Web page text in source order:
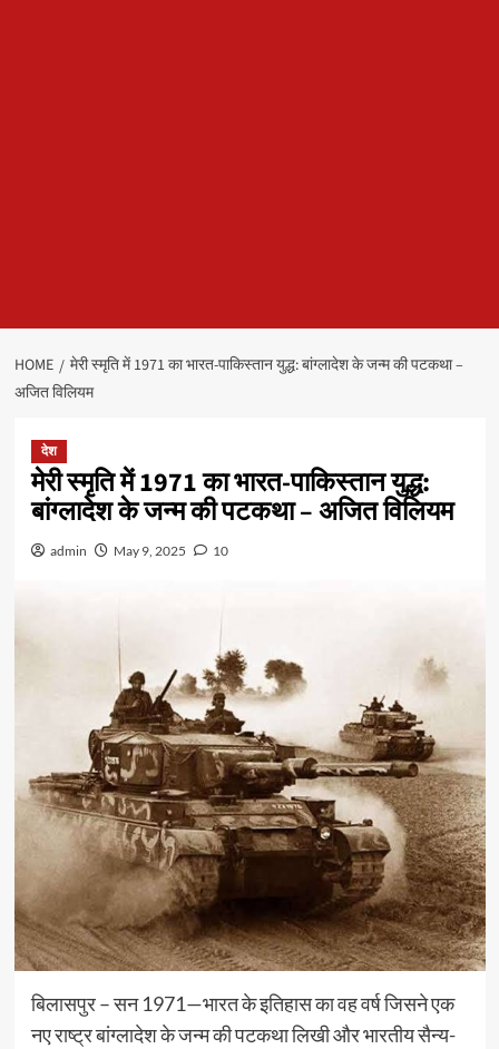
HOME
मेरी स्मृति में 1971 का भारत-पाकिस्तान युद्ध: बांग्लादेश के जन्म की पटकथा –
अजित विलियम
देश
मेरी स्मृति में 1971 का भारत-पाकिस्तान युद्ध:
बांग्लादेश के जन्म की पटकथा – अजित विलियम
admin May 9, 2025 10
बिलासपुर – सन 1971—भारत के इतिहास का वह वर्ष जिसने एक
नए राष्ट्र बांग्लादेश के जन्म की पटकथा लिखी और भारतीय सैन्य-